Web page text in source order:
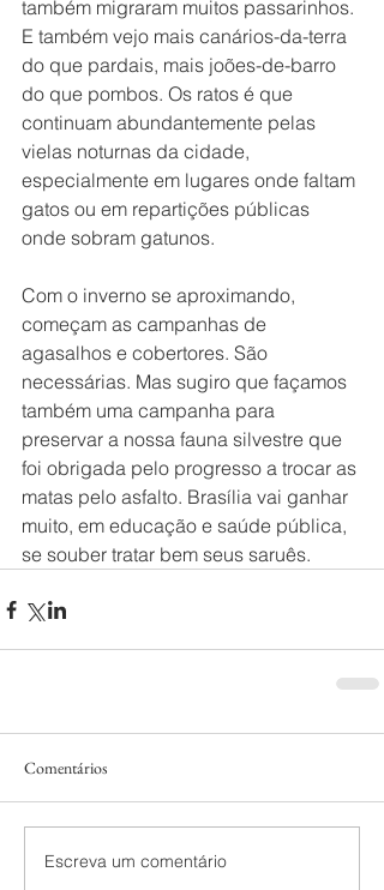
também migraram muitos passarinhos.
E também vejo mais canários-da-terra
do que pardais, mais joões-de-barro
do que pombos. Os ratos é que
continuam abundantemente pelas
vielas noturnas da cidade,
especialmente em lugares onde faltam
gatos ou em repartições públicas
onde sobram gatunos.
Com o inverno se aproximando,
começam as campanhas de
agasalhos e cobertores. São
necessárias. Mas sugiro que façamos
também uma campanha para
preservar a nossa fauna silvestre que
foi obrigada pelo progresso a trocar as
matas pelo asfalto. Brasília vai ganhar
muito, em educação e saúde pública,
se souber tratar bem seus saruês.
Comentários
Escreva um comentário